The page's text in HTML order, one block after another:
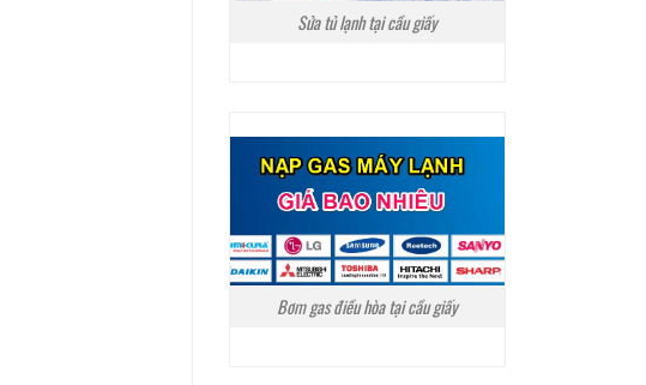
Sửa tủ lạnh tại cầu giấy
Bơm gas điều hòa tại cầu giấy